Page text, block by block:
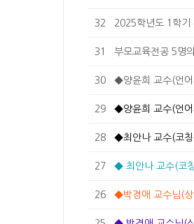
32 2025학년도 1학기
31 부모교육전공 5명
30 ◆양윤희 교수(언
29 ◆양윤희 교수(언
28 ◆최안나 교수(코
27 ◆ 최안나 교수(코
26 ◆박경애 교수님(